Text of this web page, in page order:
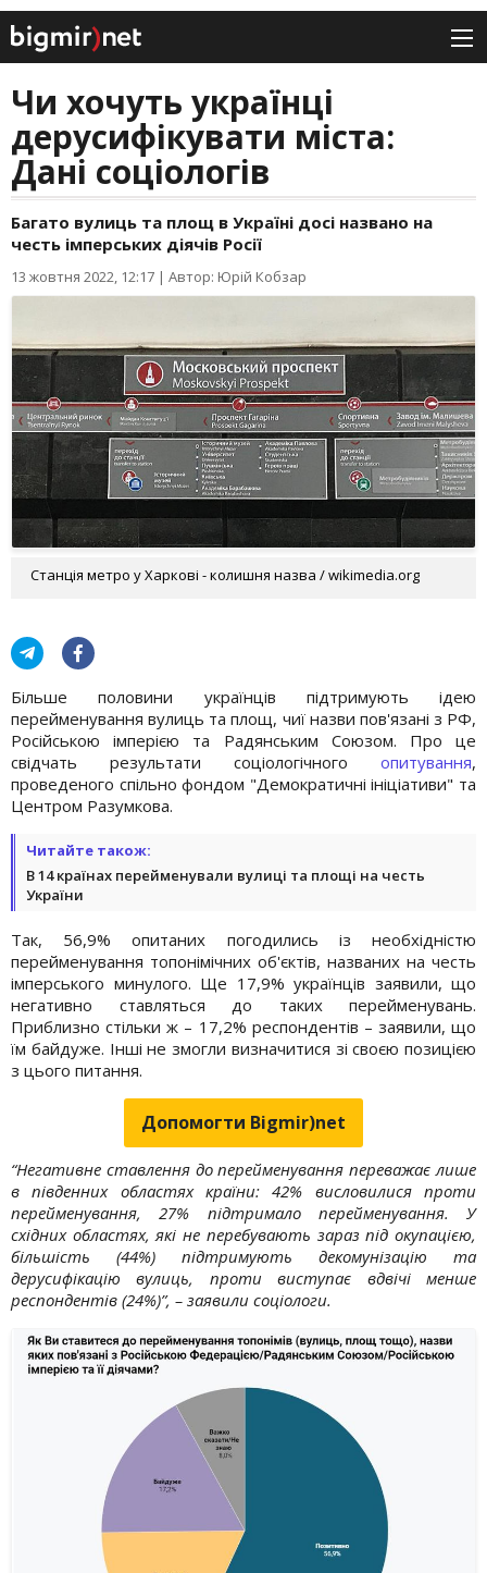
Чи хочуть українці
дерусифікувати міста:
Дані соціологів
Багато вулиць та площ в Україні досі названо на
честь імперських діячів Росії
13 жовтня 2022, 12:17 | Автор: Юрій Кобзар
Станція метро у Харкові - колишня назва / wikimedia.org
Більше половини українців підтримують ідею
перейменування вулиць та площ, чиї назви пов'язані з РФ,
Російською імперією та Радянським Союзом. Про це
свідчать результати соціологічного опитування,
проведеного спільно фондом "Демократичні ініціативи" та
Центром Разумкова.
Читайте також:
В 14 країнах перейменували вулиці та площі на честь
України
Так, 56,9% опитаних погодились із необхідністю
перейменування топонімічних об'єктів, названих на честь
імперського минулого. Ще 17,9% українців заявили, що
негативно ставляться до таких перейменувань.
Приблизно стільки ж – 17,2% респондентів – заявили, що
їм байдуже. Інші не змогли визначитися зі своєю позицією
з цього питання.
Допомогти Bigmir)net
“Негативне ставлення до перейменування переважає лише
в південних областях країни: 42% висловилися проти
перейменування, 27% підтримало перейменування. У
східних областях, які не перебувають зараз під окупацією,
більшість (44%) підтримують декомунізацію та
дерусифікацію вулиць, проти виступає вдвічі менше
респондентів (24%)”, – заявили соціологи.